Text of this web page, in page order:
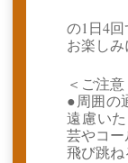
の1日4回
お楽しみ
＜ご注意
●周囲の
遠慮い
芸やコー
飛び跳